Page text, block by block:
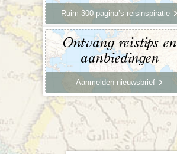
Ruim 300 pagina’s reisinspiratie
Ontvang reistips en
aanbiedingen
Aanmelden nieuwsbrief